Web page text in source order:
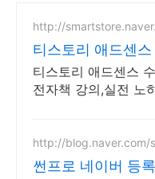
http://
티스토리 애드센스
100만원 고정 수익
티스토리 애드센스
전자책 강의,실전 노
상으로 초보자도 쉽
http://blog.naver.com/
썬프로 네이버 등